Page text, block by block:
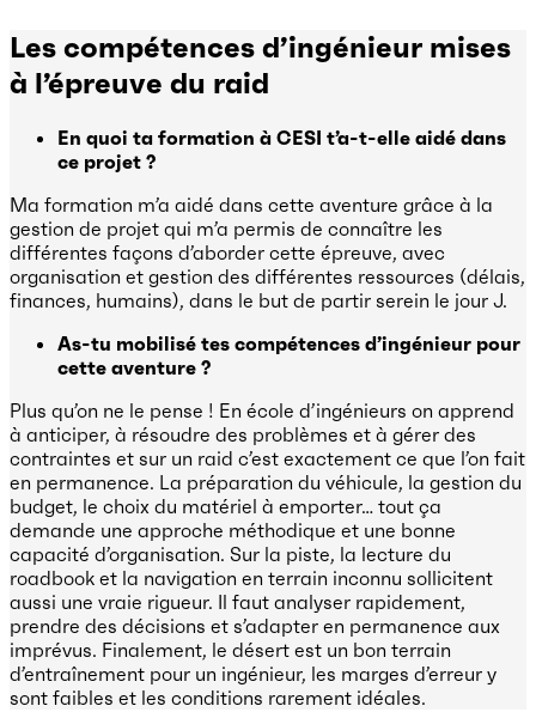
Les compétences d’ingénieur mises
à l’épreuve du raid
En quoi ta formation à CESI t’a-t-elle aidé dans
ce projet ?
Ma formation m’a aidé dans cette aventure grâce à la
gestion de projet qui m’a permis de connaître les
différentes façons d’aborder cette épreuve, avec
organisation et gestion des différentes ressources (délais,
finances, humains), dans le but de partir serein le jour J.
As-tu mobilisé tes compétences d’ingénieur pour
cette aventure ?
Plus qu’on ne le pense ! En école d’ingénieurs on apprend
à anticiper, à résoudre des problèmes et à gérer des
contraintes et sur un raid c’est exactement ce que l’on fait
en permanence. La préparation du véhicule, la gestion du
budget, le choix du matériel à emporter… tout ça
demande une approche méthodique et une bonne
capacité d’organisation. Sur la piste, la lecture du
roadbook et la navigation en terrain inconnu sollicitent
aussi une vraie rigueur. Il faut analyser rapidement,
prendre des décisions et s’adapter en permanence aux
imprévus. Finalement, le désert est un bon terrain
d’entraînement pour un ingénieur, les marges d’erreur y
sont faibles et les conditions rarement idéales.